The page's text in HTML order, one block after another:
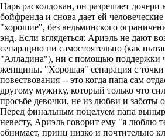
Царь расколдован, он разрешает дочери
бойфренда и снова дает ей
"хорошие", без ведьминского
энд. Если вглядеться: Ариэль не дают
сепарацию ни самостоятельно (как
"Алладина"), ни с помощью поддержки
женщины. "Хорошая" сепарация с точки
повествования -- это когда папа сам
другому мужику, который только что
просьбе девочки, не из любви и заботы
Перед финальным поцелуем папа
невесту, Ариэль говорит ему "я люблю
обнимает, принц низко и почтительно